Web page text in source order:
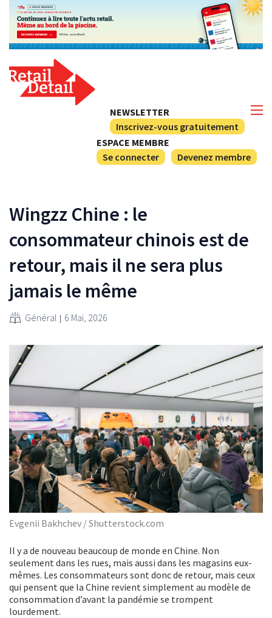
NEWSLETTER
Inscrivez-vous gratuitement
ESPACE MEMBRE
Se connecter
Devenez membre
Wingzz Chine : le
consommateur chinois est de
retour, mais il ne sera plus
jamais le même
Général 6 Mai, 2026
Evgenii Bakhchev / Shutterstock.com
Il y a de nouveau beaucoup de monde en Chine. Non
seulement dans les rues, mais aussi dans les magasins eux-
mêmes. Les consommateurs sont donc de retour, mais ceux
qui pensent que la Chine revient simplement au modèle de
consommation d’avant la pandémie se trompent
lourdement.